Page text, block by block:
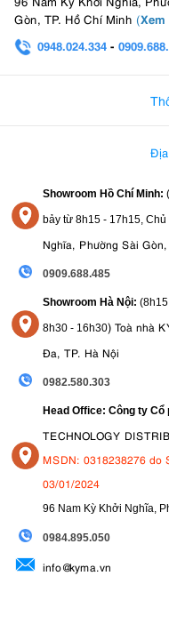
Gòn, TP. Hồ Chí Minh (
0948.024.334 -
Showroom Hồ Chí Minh:
bảy từ 8h15 - 17h15, Chủ
Nghĩa, Phường Sài
0909.688.485
Showroom Hà Nội:
8h30 - 16h30) Toà nhà
Đa, TP. Hà Nội
0982.580.303
Head Office: Công ty Cổ
TECHNOLOGY
MSDN: 0318238276 do
03/01/2024
96 Nam Kỳ Khởi Nghĩa,
0984.895.050
info@kyma.vn